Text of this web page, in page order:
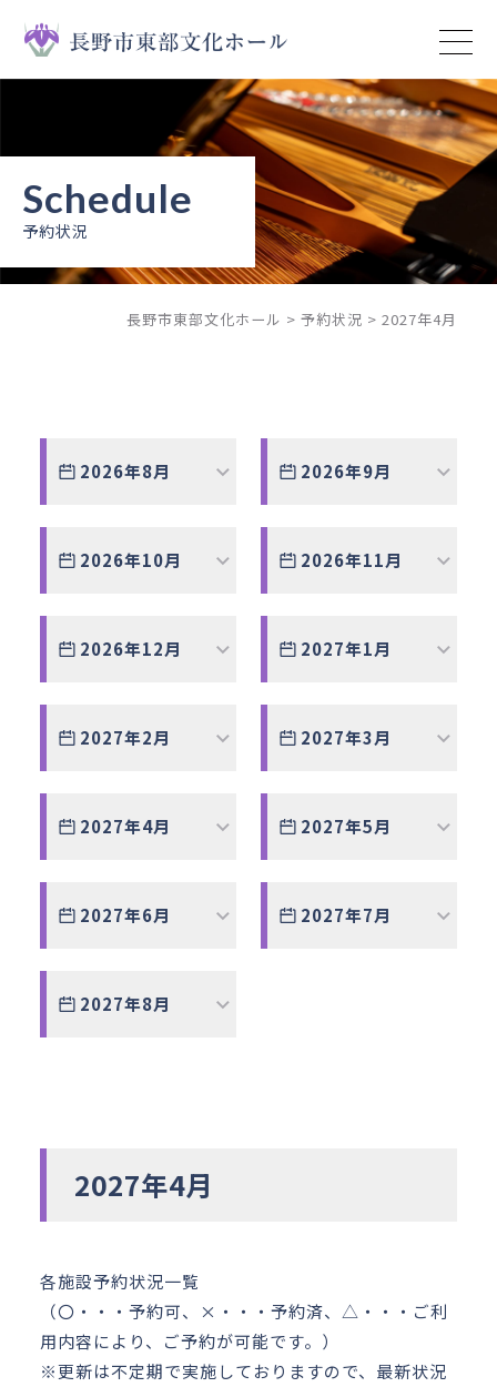
トップページ
予約状況
お問い合わせ
予約状況
長野市東部文化ホール >予約状況 >2027年4月
2026年8月 2026年9月
2026年10月 2026年11月
2026年12月 2027年1月
2027年2月 2027年3月
2027年4月 2027年5月
2027年6月 2027年7月
2027年8月
2027年4月
各施設予約状況一覧
（〇・・・予約可、×・・・予約済、△・・・ご利
用内容により、ご予約が可能です。）
※更新は不定期で実施しておりますので、最新状況